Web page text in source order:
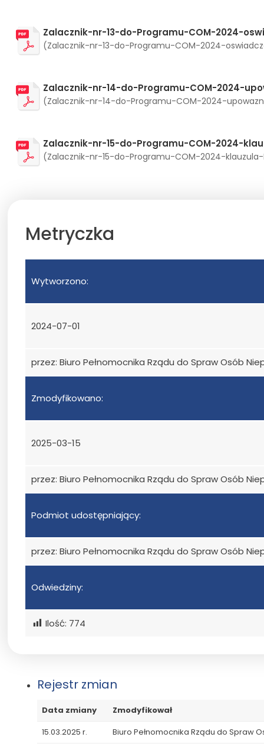
Zalacznik-nr-13-do-Programu-COM-2024-
(Zalacznik-nr-13-do-Programu-COM-2024-
Zalacznik-nr-14-do-Programu-COM-2024-
(Zalacznik-nr-14-do-Programu-COM-2024-
Zalacznik-nr-15-do-Programu-COM-2024-
(Zalacznik-nr-15-do-Programu-COM-2024-klauzula-
Metryczka
Wytworzono:
2024-07-01
przez: Biuro Pełnomocnika Rządu do Spraw Osób
Zmodyfikowano:
2025-03-15
przez: Biuro Pełnomocnika Rządu do Spraw Osób
Podmiot udostępniający:
przez: Biuro Pełnomocnika Rządu do Spraw Osób
Odwiedziny:
Ilość: 774
Rejestr zmian
Data zmiany
Zmodyfikował
15.03.2025 r.
Biuro Pełnomocnika Rządu do Spraw